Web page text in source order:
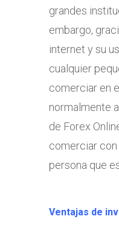
grandes
embargo,
internet y su
cualquier
comerciar en
normalmente
de Forex
comerciar
persona que
Ventajas de